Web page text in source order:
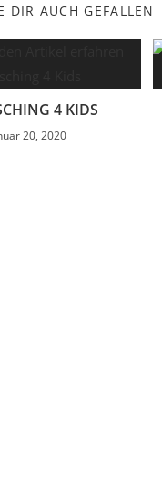
DIR AUCH GEFALLEN
4 KIDS
20, 2020